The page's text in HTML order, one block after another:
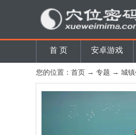
首 页 安卓游戏
您的位置： 首页 → 专题 → 城镇